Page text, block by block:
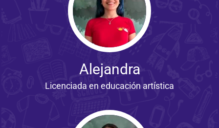
Alejandra​
Licenciada en educación artística